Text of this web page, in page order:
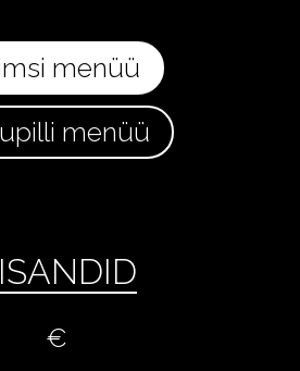
menüü
menüü
€